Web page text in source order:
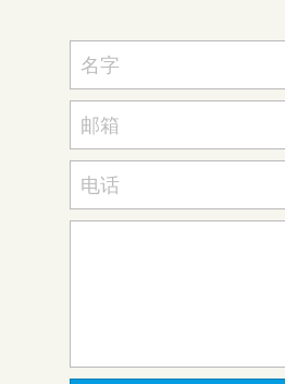
名字
邮箱
电话